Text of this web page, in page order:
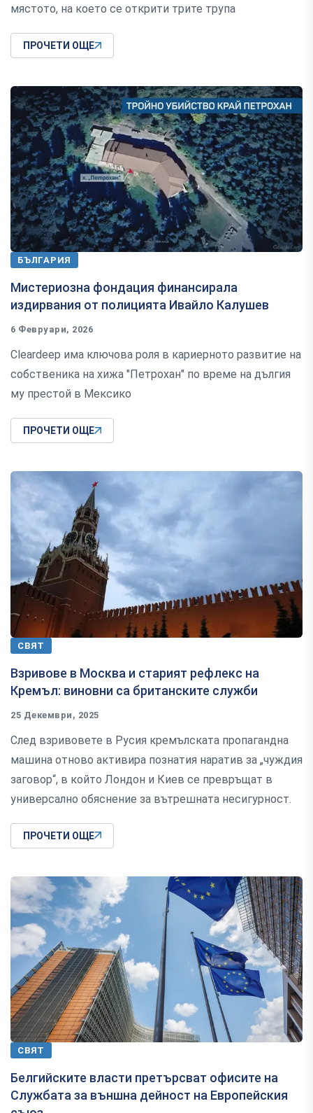
мястото, на което се открити трите трупа
ПРОЧЕТИ ОЩЕ
БЪЛГАРИЯ
Мистериозна фондация финансирала
издирвания от полицията Ивайло Калушев
6 Февруари, 2026
Cleardeep има ключова роля в кариерното развитие на
собственика на хижа "Петрохан" по време на дългия
му престой в Мексико
ПРОЧЕТИ ОЩЕ
СВЯТ
Взривове в Москва и старият рефлекс на
Кремъл: виновни са британските служби
25 Декември, 2025
След взривовете в Русия кремълската пропагандна
машина отново активира познатия наратив за „чуждия
заговор“, в който Лондон и Киев се превръщат в
универсално обяснение за вътрешната несигурност.
ПРОЧЕТИ ОЩЕ
СВЯТ
Белгийските власти претърсват офисите на
Службата за външна дейност на Европейския